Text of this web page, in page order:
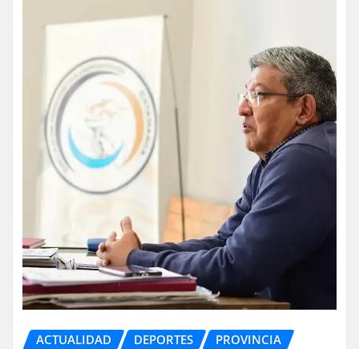
ACTUALIDAD DEPORTES PROVINCIA